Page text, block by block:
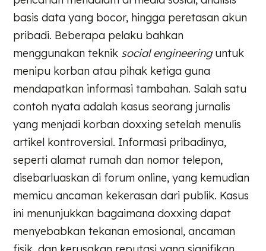
basis data yang bocor, hingga peretasan akun
pribadi. Beberapa pelaku bahkan
menggunakan teknik social engineeringuntuk
menipu korban atau pihak ketiga guna
mendapatkan informasi tambahan. Salah satu
contoh nyata adalah kasus seorang jurnalis
yang menjadi korban doxxing setelah menulis
artikel kontroversial. Informasi pribadinya,
seperti alamat rumah dan nomor telepon,
disebarluaskan di forum online, yang kemudian
memicu ancaman kekerasan dari publik. Kasus
ini menunjukkan bagaimana doxxing dapat
menyebabkan tekanan emosional, ancaman